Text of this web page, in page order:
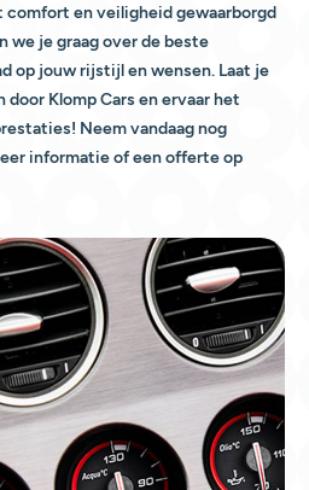
comfort en veiligheid gewaarborgd
we je graag over de beste
op jouw rijstijl en wensen. Laat je
Klomp Cars en ervaar het
Neem vandaag nog
informatie of een offerte op